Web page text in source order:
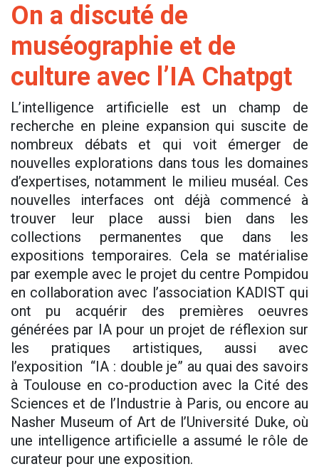
On a discuté de
muséographie et de
culture avec l’IA Chatpgt
L’intelligence artificielle est un champ de
recherche en pleine expansion qui suscite de
nombreux débats et qui voit émerger de
nouvelles explorations dans tous les domaines
d’expertises, notamment le milieu muséal. Ces
nouvelles interfaces ont déjà commencé à
trouver leur place aussi bien dans les
collections permanentes que dans les
expositions temporaires. Cela se matérialise
par exemple avec le projet du centre Pompidou
en collaboration avec l’association KADIST qui
ont pu acquérir des premières oeuvres
générées par IA pour un projet de réflexion sur
les pratiques artistiques, aussi avec
l’exposition “IA : double je” au quai des savoirs
à Toulouse en co-production avec la Cité des
Sciences et de l’Industrie à Paris, ou encore au
Nasher Museum of Art de l’Université Duke, où
une intelligence artificielle a assumé le rôle de
curateur pour une exposition.